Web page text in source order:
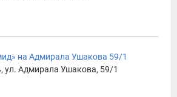
на Адмирала Ушакова 59/1
ул. Адмирала Ушакова, 59/1